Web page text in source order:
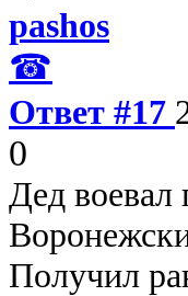
pashos
☎
Ответ #17
0
Дед воевал
Получил